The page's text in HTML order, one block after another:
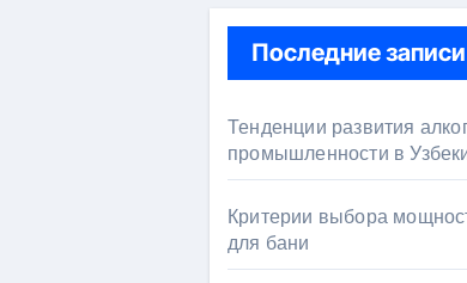
Последние записи
Тенденции развития
промышленности в
Критерии выбора
для бани